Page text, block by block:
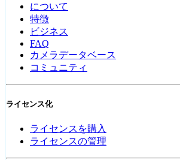
について
特徴
ビジネス
FAQ
カメラデータベース
コミュニティ
ライセンス化
ライセンスを購入
ライセンスの管理